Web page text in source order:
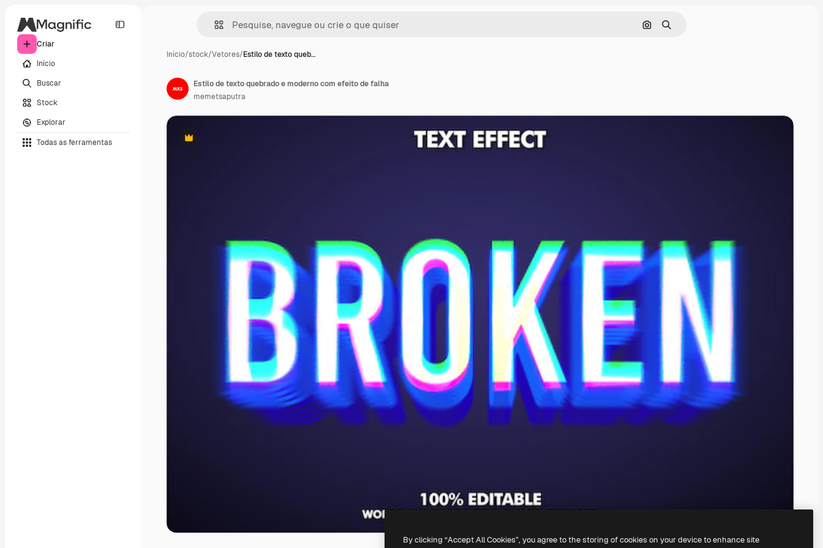
Criar
Início
Buscar
Stock
Explorar
Todas as ferramentas
Pesquisar por imagem
Buscar
Início/stock/Vetores/Estilo de texto queb…
Premium
Estilo de texto quebrado e moderno com efeito de falha
memetsaputra
By clicking “Accept All Cookies”, you agree to the storing of cookies on your device to enhance site